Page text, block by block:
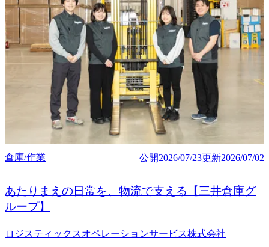
倉庫/作業 公開2026/07/23更新2026/07/02
あたりまえの日常を、物流で支える【三井倉庫グ
ループ】
ロジスティックスオペレーションサービス株式会社